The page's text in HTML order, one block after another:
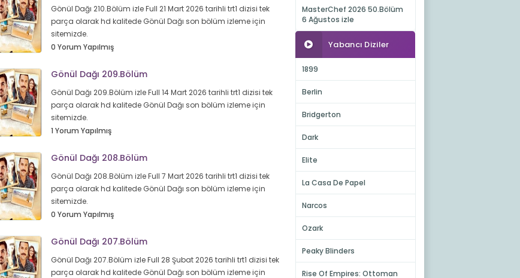
Gönül Dağı 210.Bölüm izle Full 21 Mart 2026 tarihli trt1 dizisi tek
parça olarak hd kalitede Gönül Dağı son bölüm izleme için
sitemizde.
0 Yorum Yapılmış
Gönül Dağı 209.Bölüm
Gönül Dağı 209.Bölüm izle Full 14 Mart 2026 tarihli trt1 dizisi tek
parça olarak hd kalitede Gönül Dağı son bölüm izleme için
sitemizde.
1 Yorum Yapılmış
Gönül Dağı 208.Bölüm
Gönül Dağı 208.Bölüm izle Full 7 Mart 2026 tarihli trt1 dizisi tek
parça olarak hd kalitede Gönül Dağı son bölüm izleme için
sitemizde.
0 Yorum Yapılmış
Gönül Dağı 207.Bölüm
Gönül Dağı 207.Bölüm izle Full 28 Şubat 2026 tarihli trt1 dizisi tek
parça olarak hd kalitede Gönül Dağı son bölüm izleme için
MasterChef 2026 50.Bölüm
6 Ağustos izle
Yabancı Diziler
1899
Berlin
Bridgerton
Dark
Elite
La Casa De Papel
Narcos
Ozark
Peaky Blinders
Rise Of Empires: Ottoman